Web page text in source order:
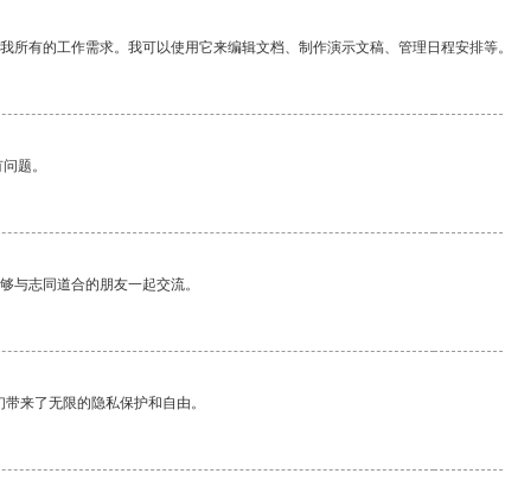
所有的工作需求。我可以使用它来编辑文档、制作演示文稿、管理日程安排等。
题。
与志同道合的朋友一起交流。
来了无限的隐私保护和自由。